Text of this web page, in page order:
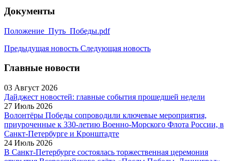
Документы
Положение_Путь_Победы.pdf
Предыдущая новость Следующая новость
Главные новости
03 Август 2026
Дайджест новостей: главные события прошедшей недели
27 Июль 2026
Волонтёры Победы сопроводили ключевые мероприятия,
приуроченные к 330-летию Военно-Морского Флота России, в
Санкт-Петербурге и Кронштадте
24 Июль 2026
В Санкт-Петербурге состоялась торжественная церемония